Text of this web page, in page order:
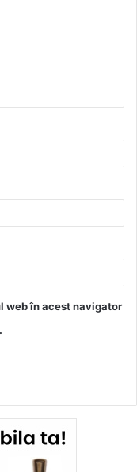
web în acest navigator